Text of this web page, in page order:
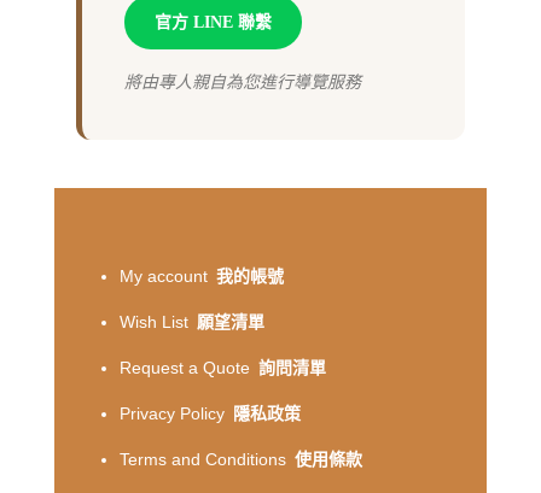
官方 LINE 聯繫
將由專人親自為您進行導覽服務
My account 我的帳號
Wish List 願望清單
Request a Quote 詢問清單
Privacy Policy 隱私政策
Terms and Conditions 使用條款